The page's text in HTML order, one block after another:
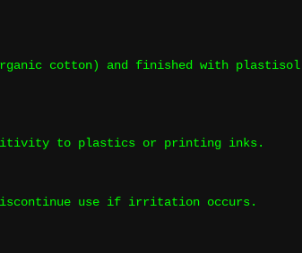
cotton) and finished with plastisol
to plastics or printing inks.
use if irritation occurs.